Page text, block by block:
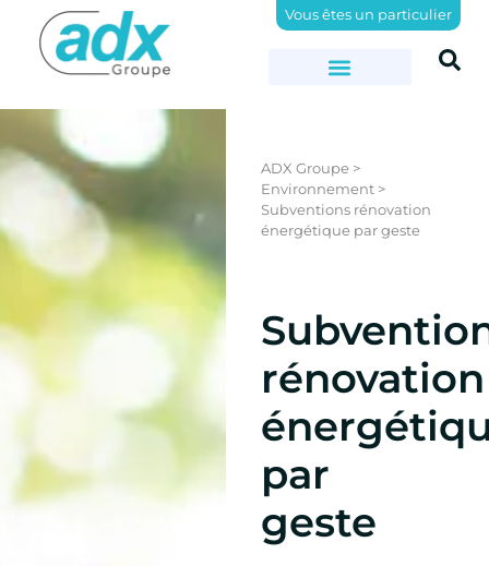
Vous êtes un particulier
ADX Groupe>
Environnement>
Subventions rénovation
énergétique par geste
rénovation
par
geste